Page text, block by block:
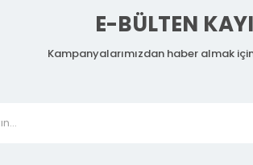
E-BÜLTEN
Kampanyalarımızdan haber almak